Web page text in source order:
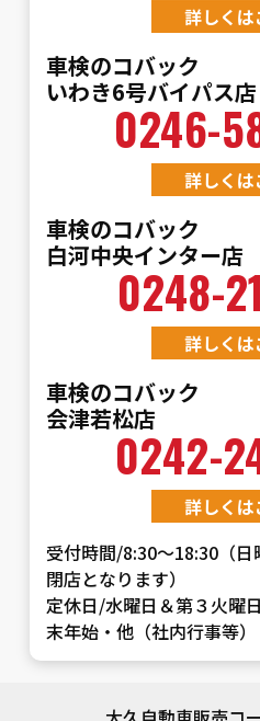
詳しくは
車検のコバック
いわき6号バイパス店
0246-
詳しくは
車検のコバック
白河中央インター店
0248-
詳しくは
車検のコバック
会津若松店
0242-
詳しくは
受付時間/8:30～18:30（
閉店となります）
定休日/水曜日＆第３火曜
末年始・他（社内行事等）